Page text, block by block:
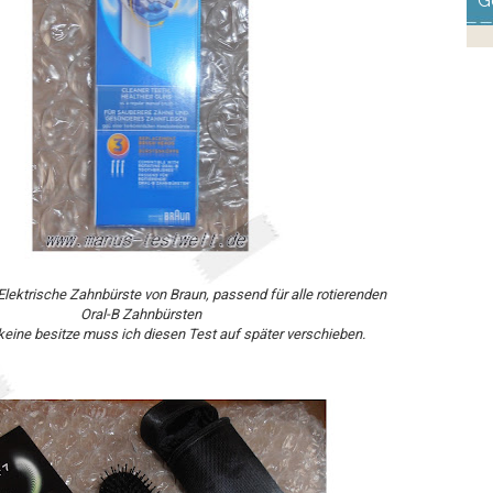
Zahnbürste von Braun, passend für alle rotierenden
Oral-B Zahnbürsten
besitze muss ich diesen Test auf später verschieben.